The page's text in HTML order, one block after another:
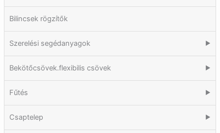
Bilincsek rögzítők
Szerelési segédanyagok ▶
Bekötőcsövek.flexibilis csövek ▶
Fűtés ▶
Csaptelep ▶